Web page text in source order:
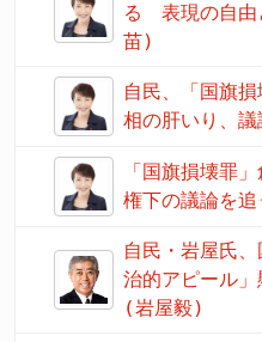
る 表現の自由
苗)
自民、「国旗
相の肝いり、
「国旗損壊罪
権下の議論を
自民・岩屋氏
治的アピール
(岩屋毅)